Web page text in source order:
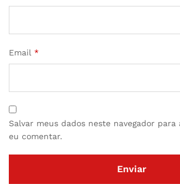
Email *
Salvar meus dados neste navegador para
eu comentar.